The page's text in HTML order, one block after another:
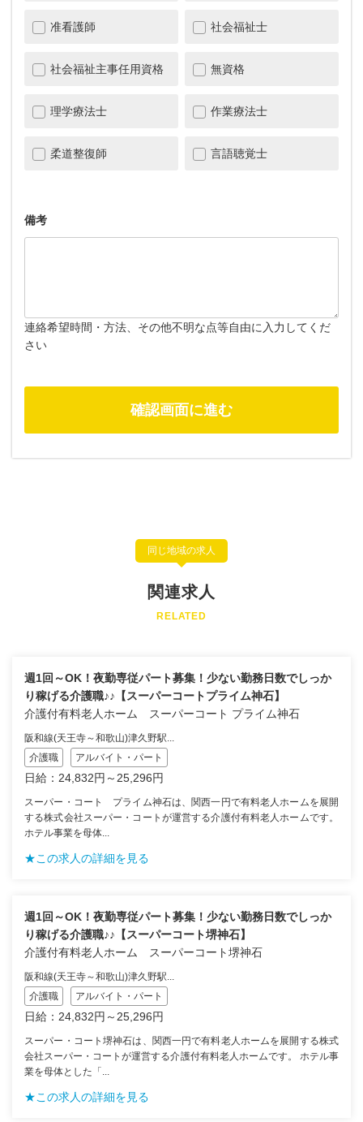
准看護師 社会福祉士
社会福祉主事任用資格 無資格
理学療法士 作業療法士
柔道整復師 言語聴覚士
備考
連絡希望時間・方法、その他不明な点等自由に入力してくだ
さい
同じ地域の求人
関連求人
RELATED
週1回～OK！夜勤専従パート募集！少ない勤務日数でしっか
り稼げる介護職♪♪【スーパーコートプライム神石】
介護付有料老人ホーム スーパーコート プライム神石
阪和線(天王寺～和歌山)津久野駅...
介護職
アルバイト・パート
日給：24,832円～25,296円
スーパー・コート プライム神石は、関西一円で有料老人ホームを展開
する株式会社スーパー・コートが運営する介護付有料老人ホームです。
ホテル事業を母体...
★この求人の詳細を見る
週1回～OK！夜勤専従パート募集！少ない勤務日数でしっか
り稼げる介護職♪♪【スーパーコート堺神石】
介護付有料老人ホーム スーパーコート堺神石
阪和線(天王寺～和歌山)津久野駅...
介護職
アルバイト・パート
日給：24,832円～25,296円
スーパー・コート堺神石は、関西一円で有料老人ホームを展開する株式
会社スーパー・コートが運営する介護付有料老人ホームです。 ホテル事
業を母体とした「...
★この求人の詳細を見る